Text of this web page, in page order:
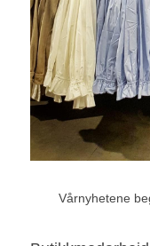
Vårnyhetene